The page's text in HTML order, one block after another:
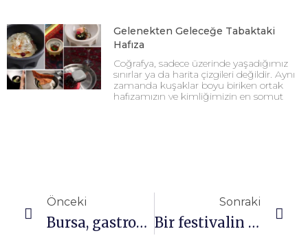
Gelenekten Geleceğe Tabaktaki
Hafıza
Coğrafya, sadece üzerinde yaşadığımız
sınırlar ya da harita çizgileri değildir. Aynı
zamanda kuşaklar boyu biriken ortak
hafızamızın ve kimliğimizin en somut
Önceki
Bursa, gastronomi mirası durağı olacak
Sonraki
Bir festivalin ardından…